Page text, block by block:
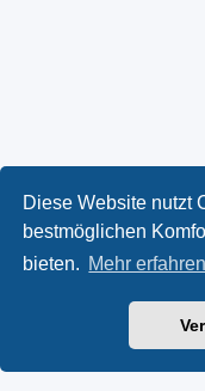
Diese Website nutzt
bestmöglichen
bieten. Mehr erfahren